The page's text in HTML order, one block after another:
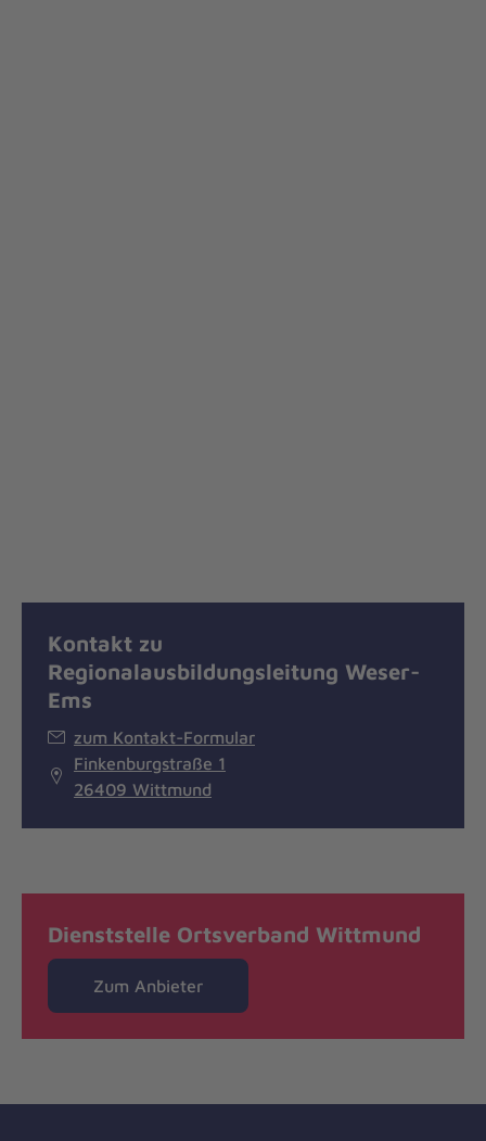
Kontakt zu
Regionalausbildungsleitung Weser-
Ems
zum Kontakt-Formular
Finkenburgstraße 1
26409 Wittmund
Dienststelle Ortsverband Wittmund
Zum Anbieter